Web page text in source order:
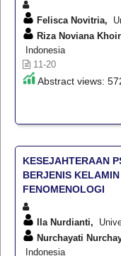
Felisca Novitria,
Riza Noviana
Indonesia
11-20
Abstract views:
KESEJAHTERAAN
BERJENIS
FENOMENOLOGI
Ila Nurdianti,
Nurchayati
Indonesia